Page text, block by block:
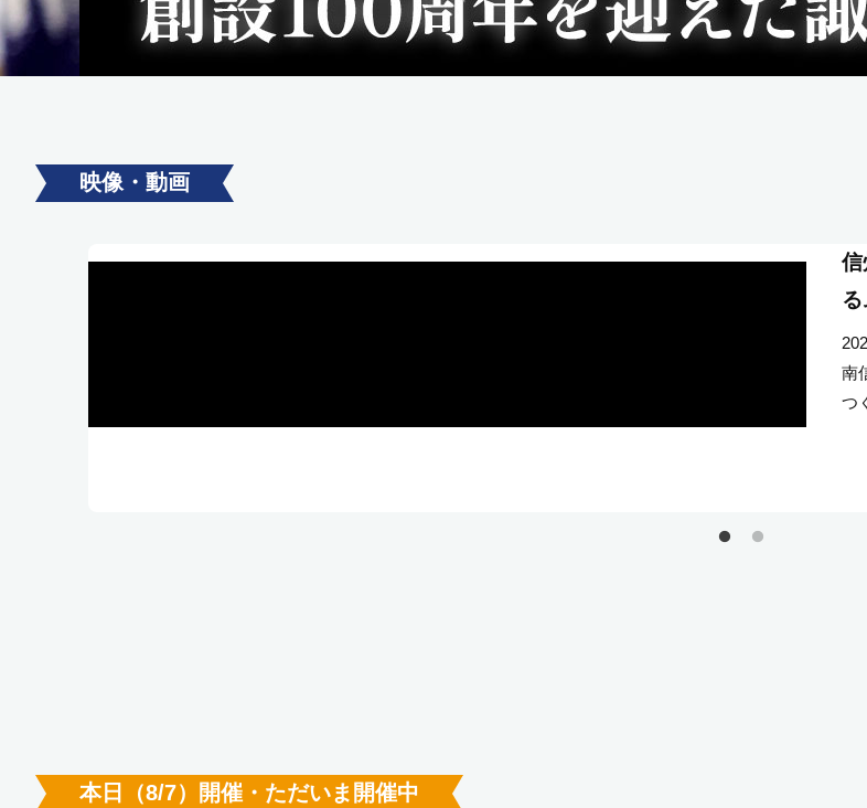
映像・動画
南
つ
中
本日（8/7）開催・ただいま開催中